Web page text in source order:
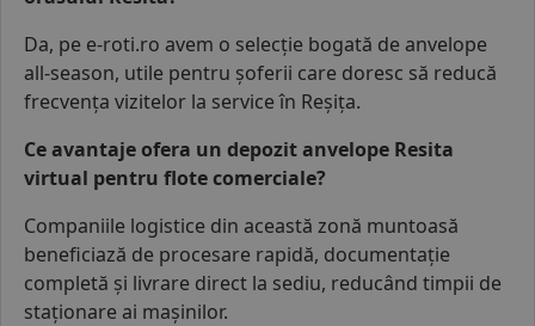
Da, pe e-roti.ro avem o selecție bogată de anvelope
all-season, utile pentru șoferii care doresc să reducă
frecvența vizitelor la service în Reșița.
Ce avantaje ofera un depozit anvelope Resita
virtual pentru flote comerciale?
Companiile logistice din această zonă muntoasă
beneficiază de procesare rapidă, documentație
completă și livrare direct la sediu, reducând timpii de
staționare ai mașinilor.